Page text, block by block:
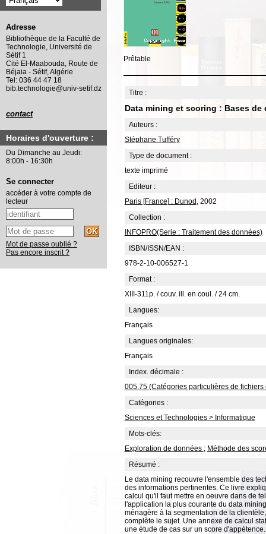
Prêtable
Titre :
Data mining et scoring : Bases
Auteurs :
Stéphane Tufféry
Type de document :
texte imprimé
Editeur :
Paris [France] : Dunod , 2002
Collection :
INFOPRO(Serie : Traitement des données)
ISBN/ISSN/EAN :
978-2-10-006527-1
Format :
XIII-311p. / couv. ill. en coul. / 24 cm.
Langues:
Français
Langues originales:
Français
Index. décimale :
005.75 (Catégories particulières de
Catégories :
Sciences et Technologies > Informatique
Mots-clés:
Exploration de données ; Méthode des
Résumé :
Le data mining recouvre l'ensemble des
des informations pertinentes. Ce livre
calcul qu'il faut mettre en oeuvre dans de
l'application la plus courante du data
ménagère à la segmentation de la
complète le sujet. Une annexe de calcul
une étude de cas sur un score d'appétence.
Adresse
Bibliothèque de la Faculté de
Technologie, Université de
Sétif 1
Cité El-Maabouda, Route de
Béjaia - Sétif, Algérie
Tel: 036 44 47 18
bib.technologie@univ-setif.dz
contact
Horaires d'ouverture :
Du Dimanche au Jeudi:
8:00h - 16:30h
Se connecter
accéder à votre compte de
lecteur
Mot de passe oublié ?
Pas encore inscrit ?